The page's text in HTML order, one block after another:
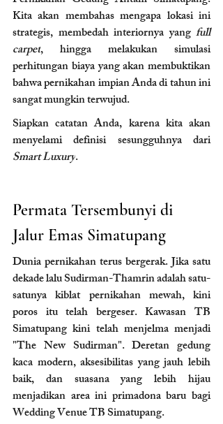
Kita akan membahas mengapa lokasi ini
strategis, membedah interiornya yang full
carpet, hingga melakukan simulasi
perhitungan biaya yang akan membuktikan
bahwa pernikahan impian Anda di tahun ini
sangat mungkin terwujud.
Siapkan catatan Anda, karena kita akan
menyelami definisi sesungguhnya dari
Smart Luxury.
Permata Tersembunyi di
Jalur Emas Simatupang
Dunia pernikahan terus bergerak. Jika satu
dekade lalu Sudirman-Thamrin adalah satu-
satunya kiblat pernikahan mewah, kini
poros itu telah bergeser. Kawasan TB
Simatupang kini telah menjelma menjadi
"The New Sudirman". Deretan gedung
kaca modern, aksesibilitas yang jauh lebih
baik, dan suasana yang lebih hijau
menjadikan area ini primadona baru bagi
Wedding Venue TB Simatupang.